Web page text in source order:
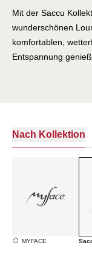
Mit der Saccu
wunderschönen
komfortablen,
Entspannung
oder im Garden, sie
Komfort und
Polsterunsgurteg
dennoch
oder Grenzen
SUCHEN Inspiriert
Nach Kollektion
MYFACE